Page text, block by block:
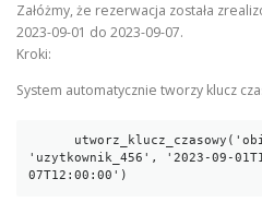
Załóżmy, że rezerwacja została
2023-09-01 do 2023-09-07.
Kroki:
System automatycznie tworzy klucz
'uzytkownik_456', '2023-09-
07T12:00:00')